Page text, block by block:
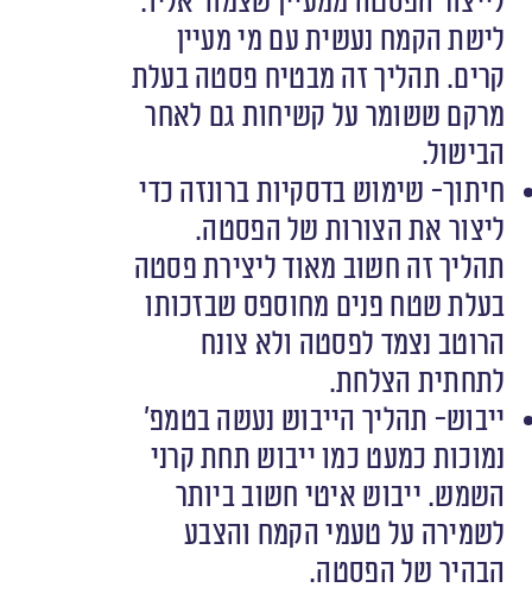
לישת הקמח נעשית עם מי מעיין
קרים. תהליך זה מבטיח פסטה בעלת
מרקם ששומר על קשיחות גם לאחר
הבישול.
חיתוך- שימוש בדסקיות ברונזה כדי
ליצור את הצורות של הפסטה.
תהליך זה חשוב מאוד ליצירת פסטה
בעלת שטח פנים מחוספס שבזכותו
הרוטב נצמד לפסטה ולא צונח
לתחתית הצלחת.
ייבוש- תהליך הייבוש נעשה בטמפ’
נמוכות כמעט כמו ייבוש תחת קרני
השמש. ייבוש איטי חשוב ביותר
לשמירה על טעמי הקמח והצבע
הבהיר של הפסטה.